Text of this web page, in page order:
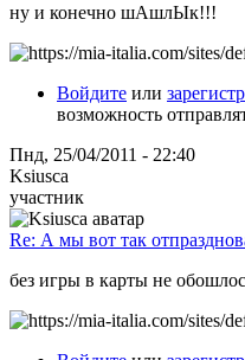
ну и конечно шАшлЫк!!!
Войдите или
возможность
Пнд, 25/04/2011 - 22:40
Ksiusca
участник
Re: А мы вот так
без игры в карты не